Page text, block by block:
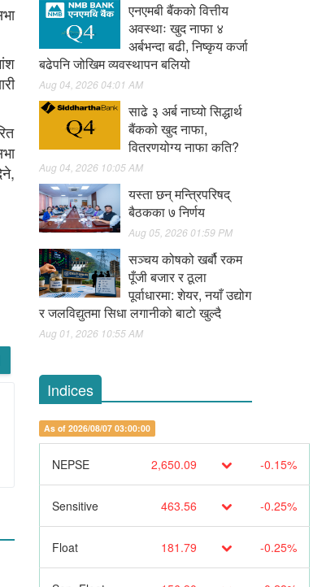
एनएमबी बैंकको वित्तीय
अवस्थाः खुद नाफा ४
अर्बभन्दा बढी, निष्कृय कर्जा
बढेपनि जोखिम व्यवस्थापन बलियो
Aug 04, 2026 04:01 AM
साढे ३ अर्ब नाघ्यो सिद्धार्थ
बैंकको खुद नाफा,
वितरणयोग्य नाफा कति?
Aug 04, 2026 10:05 AM
यस्ता छन् मन्त्रिपरिषद्
बैठकका ७ निर्णय
Aug 05, 2026 01:59 PM
सञ्चय कोषको खर्बौ रकम
पूँजी बजार र ठूला
पूर्वाधारमा: शेयर, नयाँ उद्योग
र जलविद्युतमा सिधा लगानीको बाटो खुल्दै
Aug 01, 2026 10:55 AM
Indices
As of 2026/08/07 03:00:00
NEPSE 2,650.09 -0.15%
Sensitive 463.56 -0.25%
Float 181.79 -0.25%